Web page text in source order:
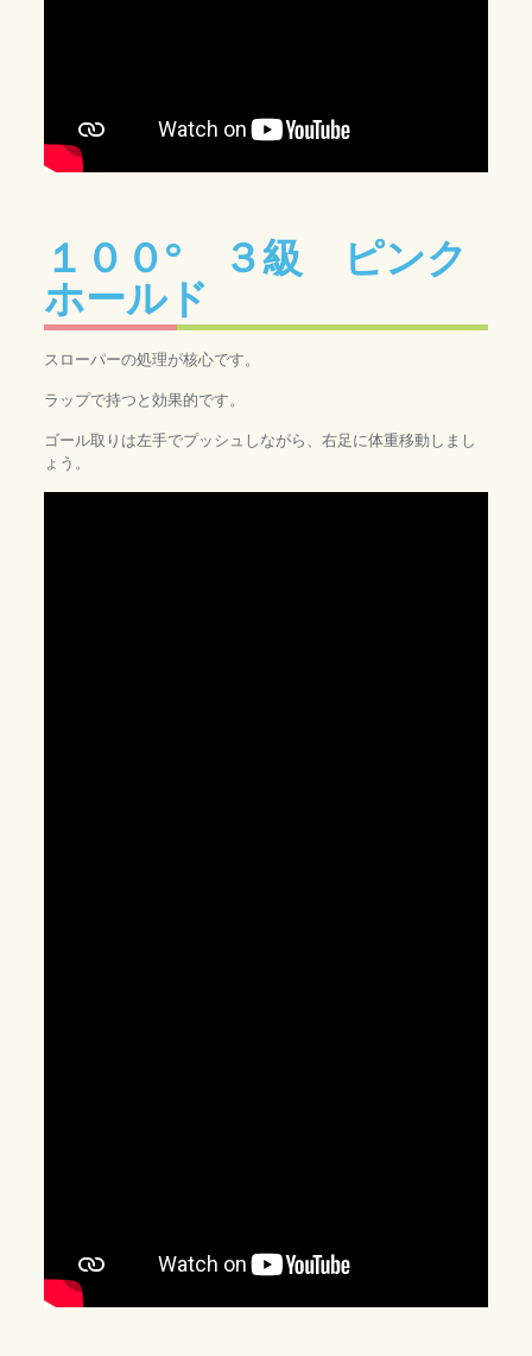
１００° ３級 ピンク
ホールド
スローパーの処理が核心です。
ラップで持つと効果的です。
ゴール取りは左手でプッシュしながら、右足に体重移動しまし
ょう。